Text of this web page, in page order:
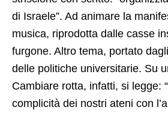
di Israele”. Ad animare la
musica, riprodotta dalle casse
furgone. Altro tema, portato
delle politiche universitarie. Su
Cambiare rotta, infatti, si legge:
complicità dei nostri ateni con